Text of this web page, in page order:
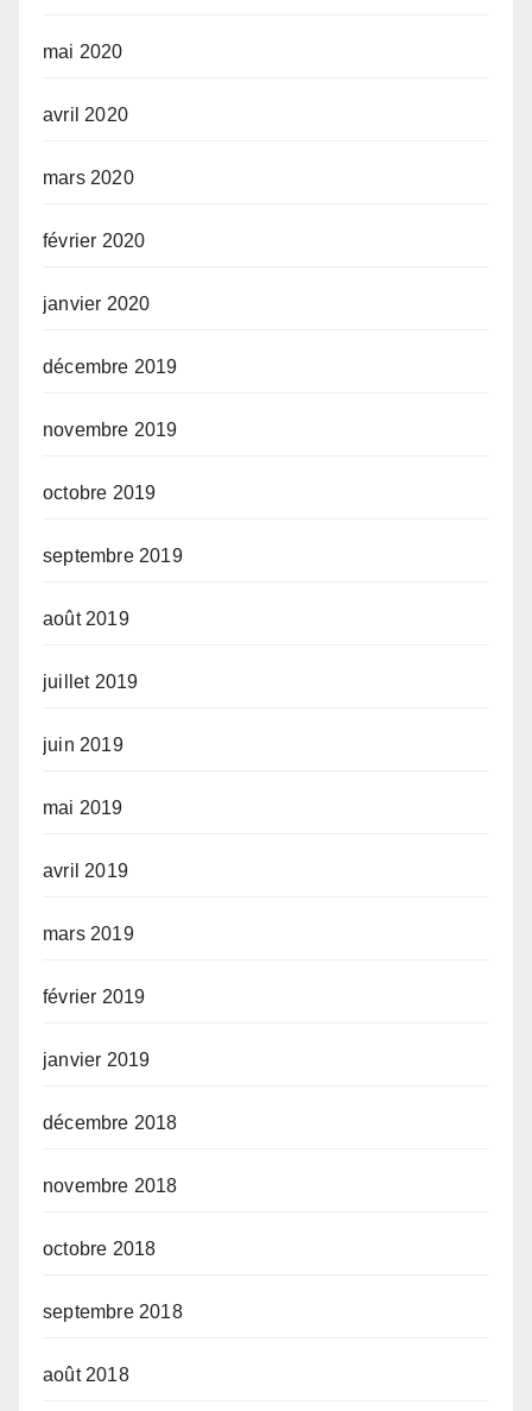
mai 2020
avril 2020
mars 2020
février 2020
janvier 2020
décembre 2019
novembre 2019
octobre 2019
septembre 2019
août 2019
juillet 2019
juin 2019
mai 2019
avril 2019
mars 2019
février 2019
janvier 2019
décembre 2018
novembre 2018
octobre 2018
septembre 2018
août 2018